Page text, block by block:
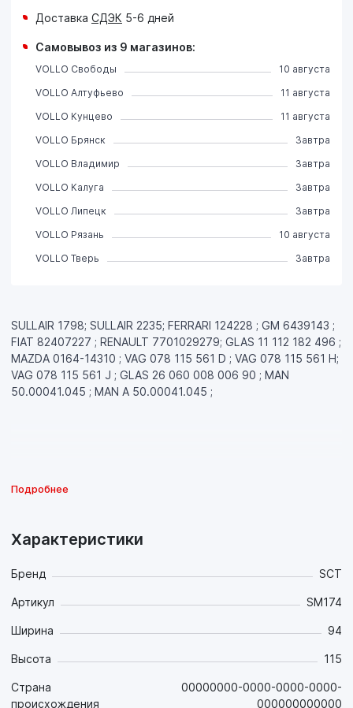
SULLAIR 1798; SULLAIR 2235; FERRARI 124228 ; GM 6439143 ;
FIAT 82407227 ; RENAULT 7701029279; GLAS 11 112 182 496 ;
MAZDA 0164-14310 ; VAG 078 115 561 D ; VAG 078 115 561 H;
VAG 078 115 561 J ; GLAS 26 060 008 006 90 ; MAN
50.00041.045 ; MAN A 50.00041.045 ;
Подробнее
Характеристики
Бренд SCT
Артикул SM174
Ширина 94
Высота 115
Страна
происхождения
00000000-0000-0000-0000-
000000000000
Доставка СДЭК 5-6 дней
Самовывоз из 9 магазинов:
VOLLO Свободы
10 августа
VOLLO Алтуфьево
11 августа
VOLLO Кунцево
11 августа
VOLLO Брянск
Завтра
VOLLO Владимир
Завтра
VOLLO Калуга
Завтра
VOLLO Липецк
Завтра
VOLLO Рязань
10 августа
VOLLO Тверь
Завтра